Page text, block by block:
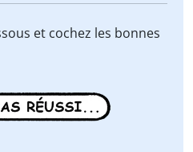
et cochez les bonnes